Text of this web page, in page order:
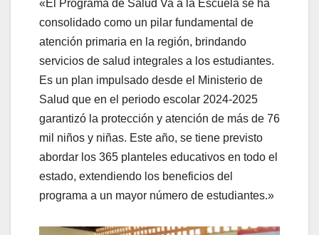
«El Programa de Salud Va a la Escuela se ha
consolidado como un pilar fundamental de
atención primaria en la región, brindando
servicios de salud integrales a los estudiantes.
Es un plan impulsado desde el Ministerio de
Salud que en el periodo escolar 2024-2025
garantizó la protección y atención de más de 76
mil niños y niñas. Este año, se tiene previsto
abordar los 365 planteles educativos en todo el
estado, extendiendo los beneficios del
programa a un mayor número de estudiantes.»